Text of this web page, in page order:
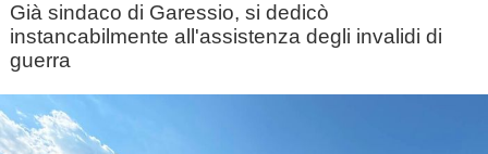
Già sindaco di Garessio, si dedicò
instancabilmente all'assistenza degli invalidi di
guerra